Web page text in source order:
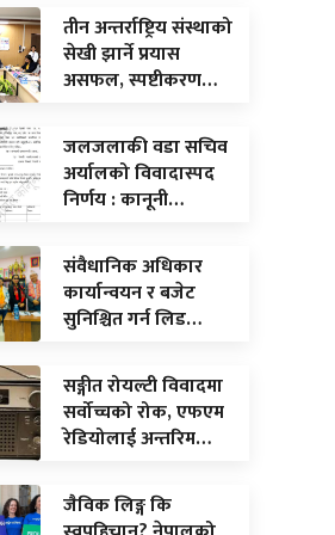
तीन अन्तर्राष्ट्रिय संस्थाको
सेखी झार्ने प्रयास
असफल, स्पष्टीकरण…
जलजलाकी वडा सचिव
अर्यालको विवादास्पद
निर्णय : कानूनी…
संवैधानिक अधिकार
कार्यान्वयन र बजेट
सुनिश्चित गर्न लिड…
सङ्गीत रोयल्टी विवादमा
सर्वोच्चको रोक, एफएम
रेडियोलाई अन्तरिम…
जैविक लिङ्ग कि